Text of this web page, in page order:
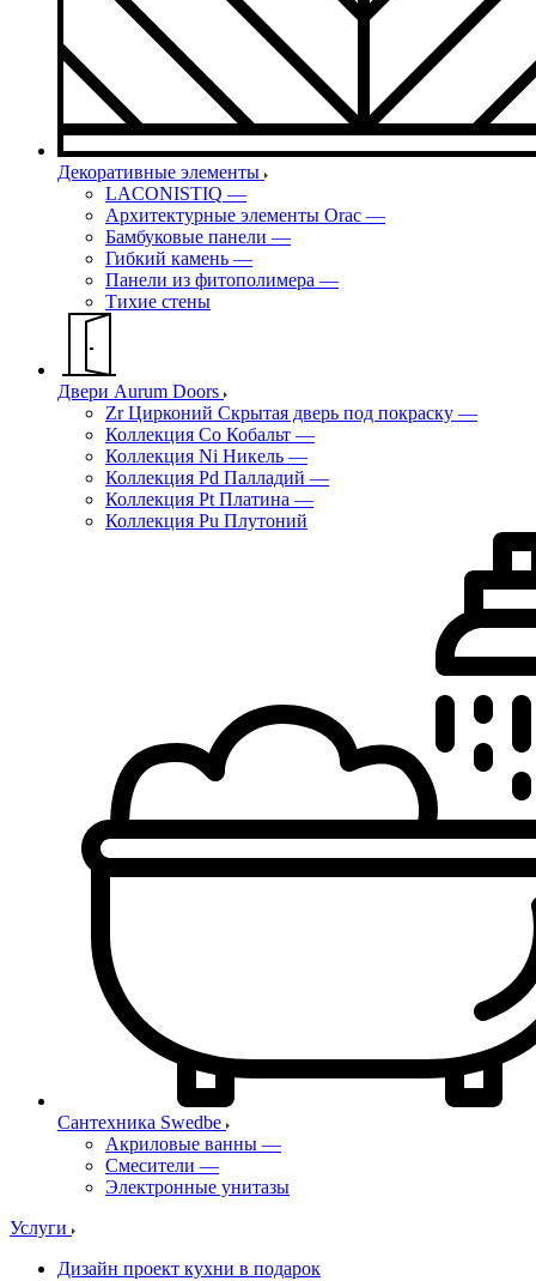
Декоративные элементы
LACONISTIQ —
Архитектурные элементы Orac —
Бамбуковые панели —
Гибкий камень —
Панели из фитополимера —
Тихие стены
Двери Aurum Doors
Zr Цирконий Скрытая дверь под покраску —
Коллекция Co Кобальт —
Коллекция Ni Никель —
Коллекция Pd Палладий —
Коллекция Pt Платина —
Коллекция Pu Плутоний
Сантехника Swedbe
Акриловые ванны —
Смесители —
Электронные унитазы
Услуги
Дизайн проект кухни в подарок